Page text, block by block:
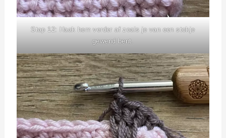
Stap 12: Haak hem verder af zoals je van een stokje
gewend bent.